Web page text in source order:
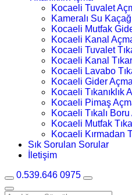
Kocaeli Tuvalet
Kameralı Su
Kocaeli Mutfak
Kocaeli Kanal
Kocaeli Tuvalet
Kocaeli Kanal
Kocaeli Lavabo
Kocaeli Gider Açma
Kocaeli Tıkanıklık
Kocaeli Pimaş
Kocaeli Tıkalı
Kocaeli Mutfak
Kocaeli Kırmadan
Sık Sorulan Sorular
İletişim
0.539.646 0975